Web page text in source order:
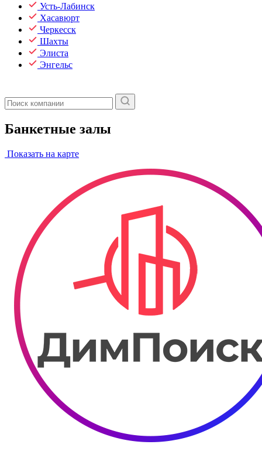
Усть-Лабинск
Хасавюрт
Черкесск
Шахты
Элиста
Энгельс
Банкетные залы
Показать на карте